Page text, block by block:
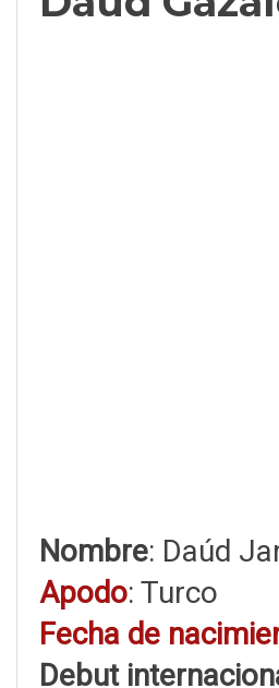
Nombre: Daúd
Apodo: Turco
Fecha de
Debut